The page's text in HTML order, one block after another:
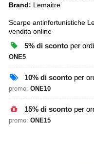
Brand: Lemaitre
Scarpe antinfortunistiche
vendita online
5% di scontoper
ONE5
10% di scontoper
promo: ONE10
15% di scontoper
promo: ONE15